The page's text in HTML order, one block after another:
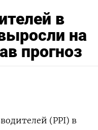
в
на
прогноз
(PPI) в